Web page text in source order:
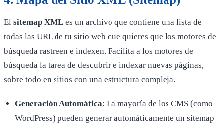
El sitemap XML es un archivo que contiene una lista de
todas las URL de tu sitio web que quieres que los motores de
búsqueda rastreen e indexen. Facilita a los motores de
búsqueda la tarea de descubrir e indexar nuevas páginas,
sobre todo en sitios con una estructura compleja.
Generación Automática: La mayoría de los CMS (como
WordPress) pueden generar automáticamente un sitemap